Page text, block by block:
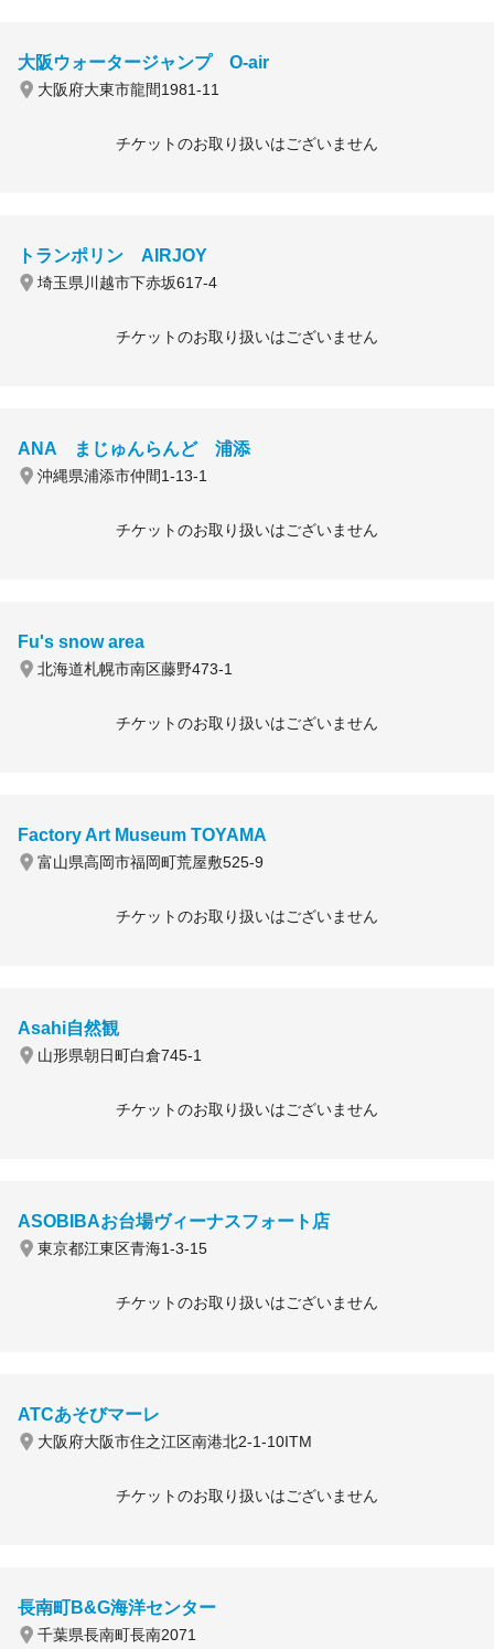
大阪ウォータージャンプ O-air
大阪府大東市龍間1981-11
チケットのお取り扱いはございません
トランポリン AIRJOY
埼玉県川越市下赤坂617-4
チケットのお取り扱いはございません
ANA まじゅんらんど 浦添
沖縄県浦添市仲間1-13-1
チケットのお取り扱いはございません
Fu's snow area
北海道札幌市南区藤野473-1
チケットのお取り扱いはございません
Factory Art Museum TOYAMA
富山県高岡市福岡町荒屋敷525-9
チケットのお取り扱いはございません
Asahi自然観
山形県朝日町白倉745-1
チケットのお取り扱いはございません
ASOBIBAお台場ヴィーナスフォート店
東京都江東区青海1-3-15
チケットのお取り扱いはございません
ATCあそびマーレ
大阪府大阪市住之江区南港北2-1-10ITM
チケットのお取り扱いはございません
長南町B&G海洋センター
千葉県長南町長南2071